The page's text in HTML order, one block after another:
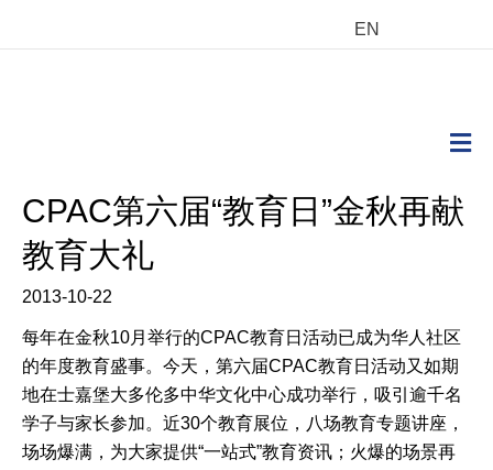
EN
CPAC第六届“教育日”金秋再献
教育大礼
2013-10-22
每年在金秋10月举行的CPAC教育日活动已成为华人社区
的年度教育盛事。今天，第六届CPAC教育日活动又如期
地在士嘉堡大多伦多中华文化中心成功举行，吸引逾千名
学子与家长参加。近30个教育展位，八场教育专题讲座，
场场爆满，为大家提供“一站式”教育资讯；火爆的场景再